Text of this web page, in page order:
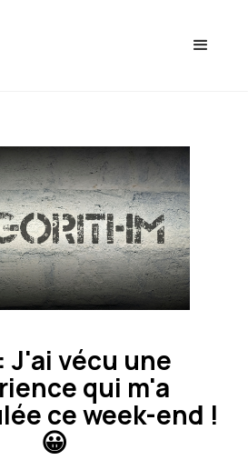
vécu une
qui m'a
ce week-end !
😀